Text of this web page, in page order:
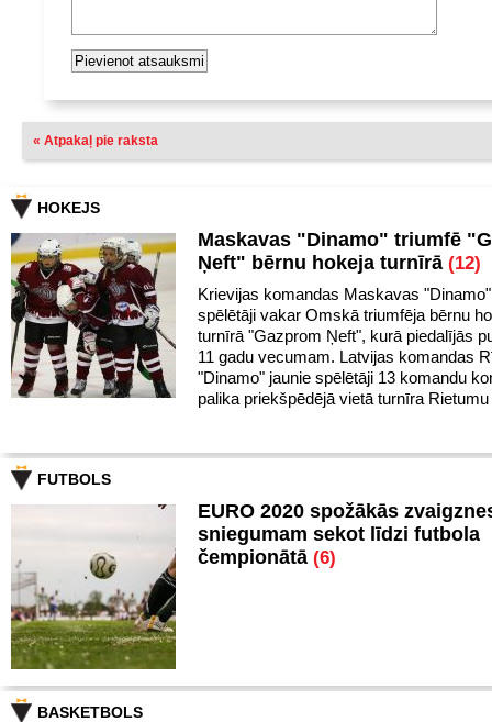
« Atpakaļ pie raksta
HOKEJS
Maskavas "Dinamo" triumfē
Ņeft" bērnu hokeja turnīrā (12)
Krievijas komandas Maskavas
spēlētāji vakar Omskā triumfēja bērnu
turnīrā "Gazprom Ņeft", kurā piedalījās
11 gadu vecumam. Latvijas komandas
"Dinamo" jaunie spēlētāji 13 komandu
palika priekšpēdējā vietā turnīra
FUTBOLS
EURO 2020 spožākās
sniegumam sekot līdzi futbola
čempionātā (6)
BASKETBOLS